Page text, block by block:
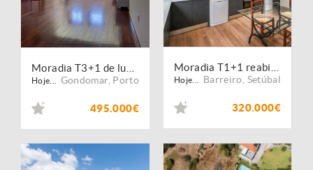
Hoje... Gondomar, Porto
495.000€
Hoje... Barreiro Setúbal
320.000€